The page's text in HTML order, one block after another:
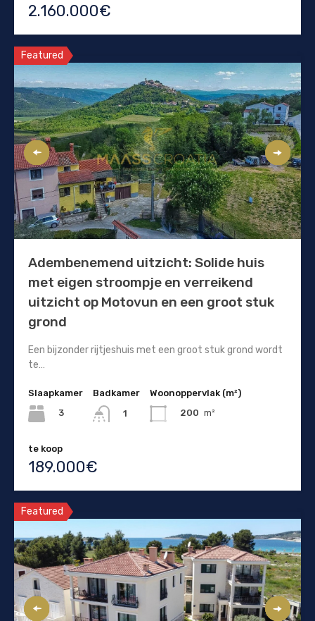
2.160.000€
Featured
Adembenemend uitzicht: Solide huis
met eigen stroompje en verreikend
uitzicht op Motovun en een groot stuk
grond
Een bijzonder rijtjeshuis met een groot stuk grond wordt
te…
Slaapkamer
3
Badkamer
1
Woonoppervlak (m²)
200 m²
te koop
189.000€
Featured